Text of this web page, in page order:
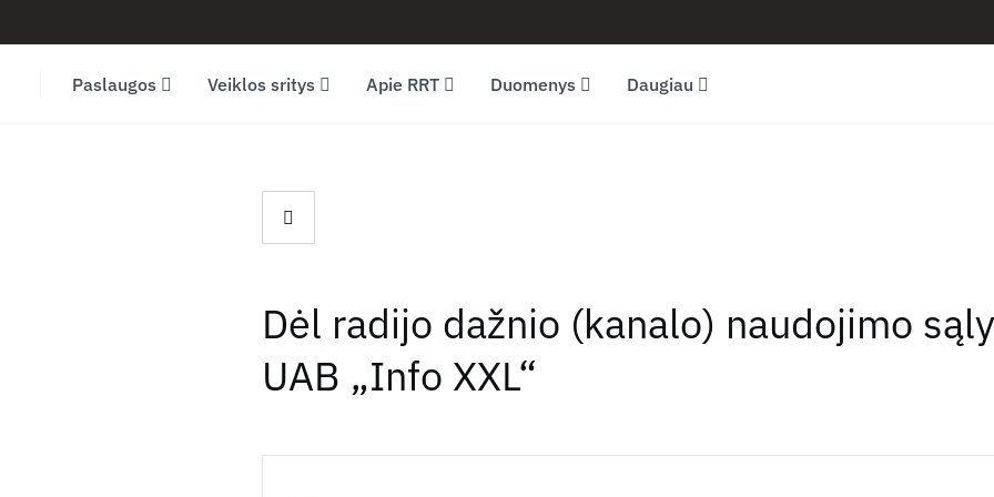
Paslaugos Veiklos sritys Apie RRT Duomenys Daugiau
Dėl radijo dažnio (kanalo) naudojimo
UAB „Info XXL“